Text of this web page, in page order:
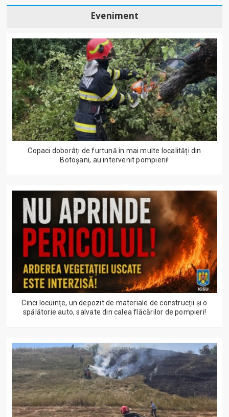
Eveniment
Copaci doborâți de furtună în mai multe localități din
Botoșani, au intervenit pompierii!
Cinci locuințe, un depozit de materiale de construcții și o
spălătorie auto, salvate din calea flăcărilor de pompieri!